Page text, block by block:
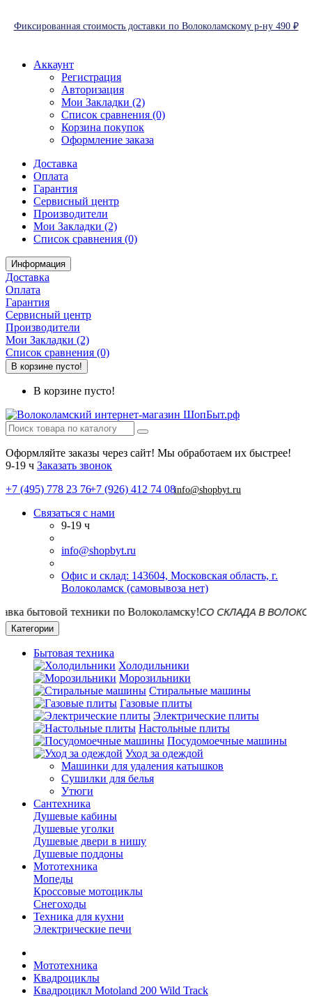
Фиксированная стоимость доставки по Волоколамскому р-ну 490 ₽
Аккаунт
Регистрация
Авторизация
Мои Закладки (2)
Список сравнения (0)
Корзина покупок
Оформление заказа
Доставка
Оплата
Гарантия
Сервисный центр
Производители
Мои Закладки (2)
Список сравнения (0)
Информация
Доставка
Оплата
Гарантия
Сервисный центр
Производители
Мои Закладки (2)
Список сравнения (0)
В корзине пусто!
В корзине пусто!
Оформляйте заказы через сайт! Мы обработаем их быстрее!
9-19 ч Заказать звонок
+7 (495) 778 23 76+7 (926) 412 74 08info@shopbyt.ru
Связаться с нами
9-19 ч
info@shopbyt.ru
Офис и склад: 143604, Московская область, г.
Волоколамск (самовывоза нет)
СО СКЛАДА В
Категории
Бытовая техника
Холодильники
Морозильники
Стиральные машины
Газовые плиты
Электрические плиты
Настольные плиты
Посудомоечные машины
Уход за одеждой
Машинки для удаления катышков
Сушилки для белья
Утюги
Сантехника
Душевые кабины
Душевые уголки
Душевые двери в нишу
Душевые поддоны
Мототехника
Мопеды
Кроссовые мотоциклы
Снегоходы
Техника для кухни
Электрические печи
Мототехника
Квадроциклы
Квадроцикл Motoland 200 Wild Track